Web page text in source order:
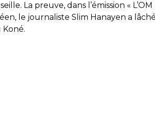
La preuve, dans l’émission « L’OM
le journaliste Slim Hanayen a